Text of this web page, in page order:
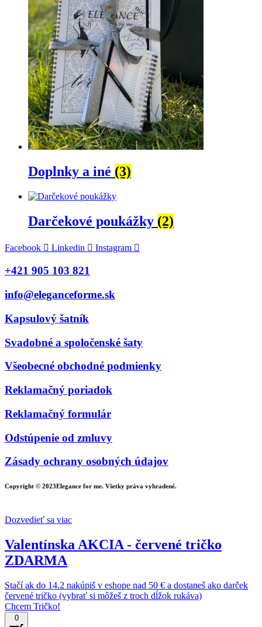
Doplnky a iné (3)
Darčekové poukážky (2)
Facebook Linkedin Instagram
+421 905 103 821
info@eleganceforme.sk
Kapsulový šatník
Svadobné a spoločenské šaty
Všeobecné obchodné podmienky
Reklamačný poriadok
Reklamačný formulár
Odstúpenie od zmluvy
Zásady ochrany osobných údajov
Copyright © 2023Elegance for me. Všetky práva vyhradené.
Dozvedieť sa viac
Valentínska AKCIA - červené tričko
ZDARMA
Stačí ak do 14.2 nakúpiš v eshope nad 50 € a dostaneš ako darček
červené tričko (vybrať si môžeš z troch dĺžok rukáva)
Chcem Tričko!
0